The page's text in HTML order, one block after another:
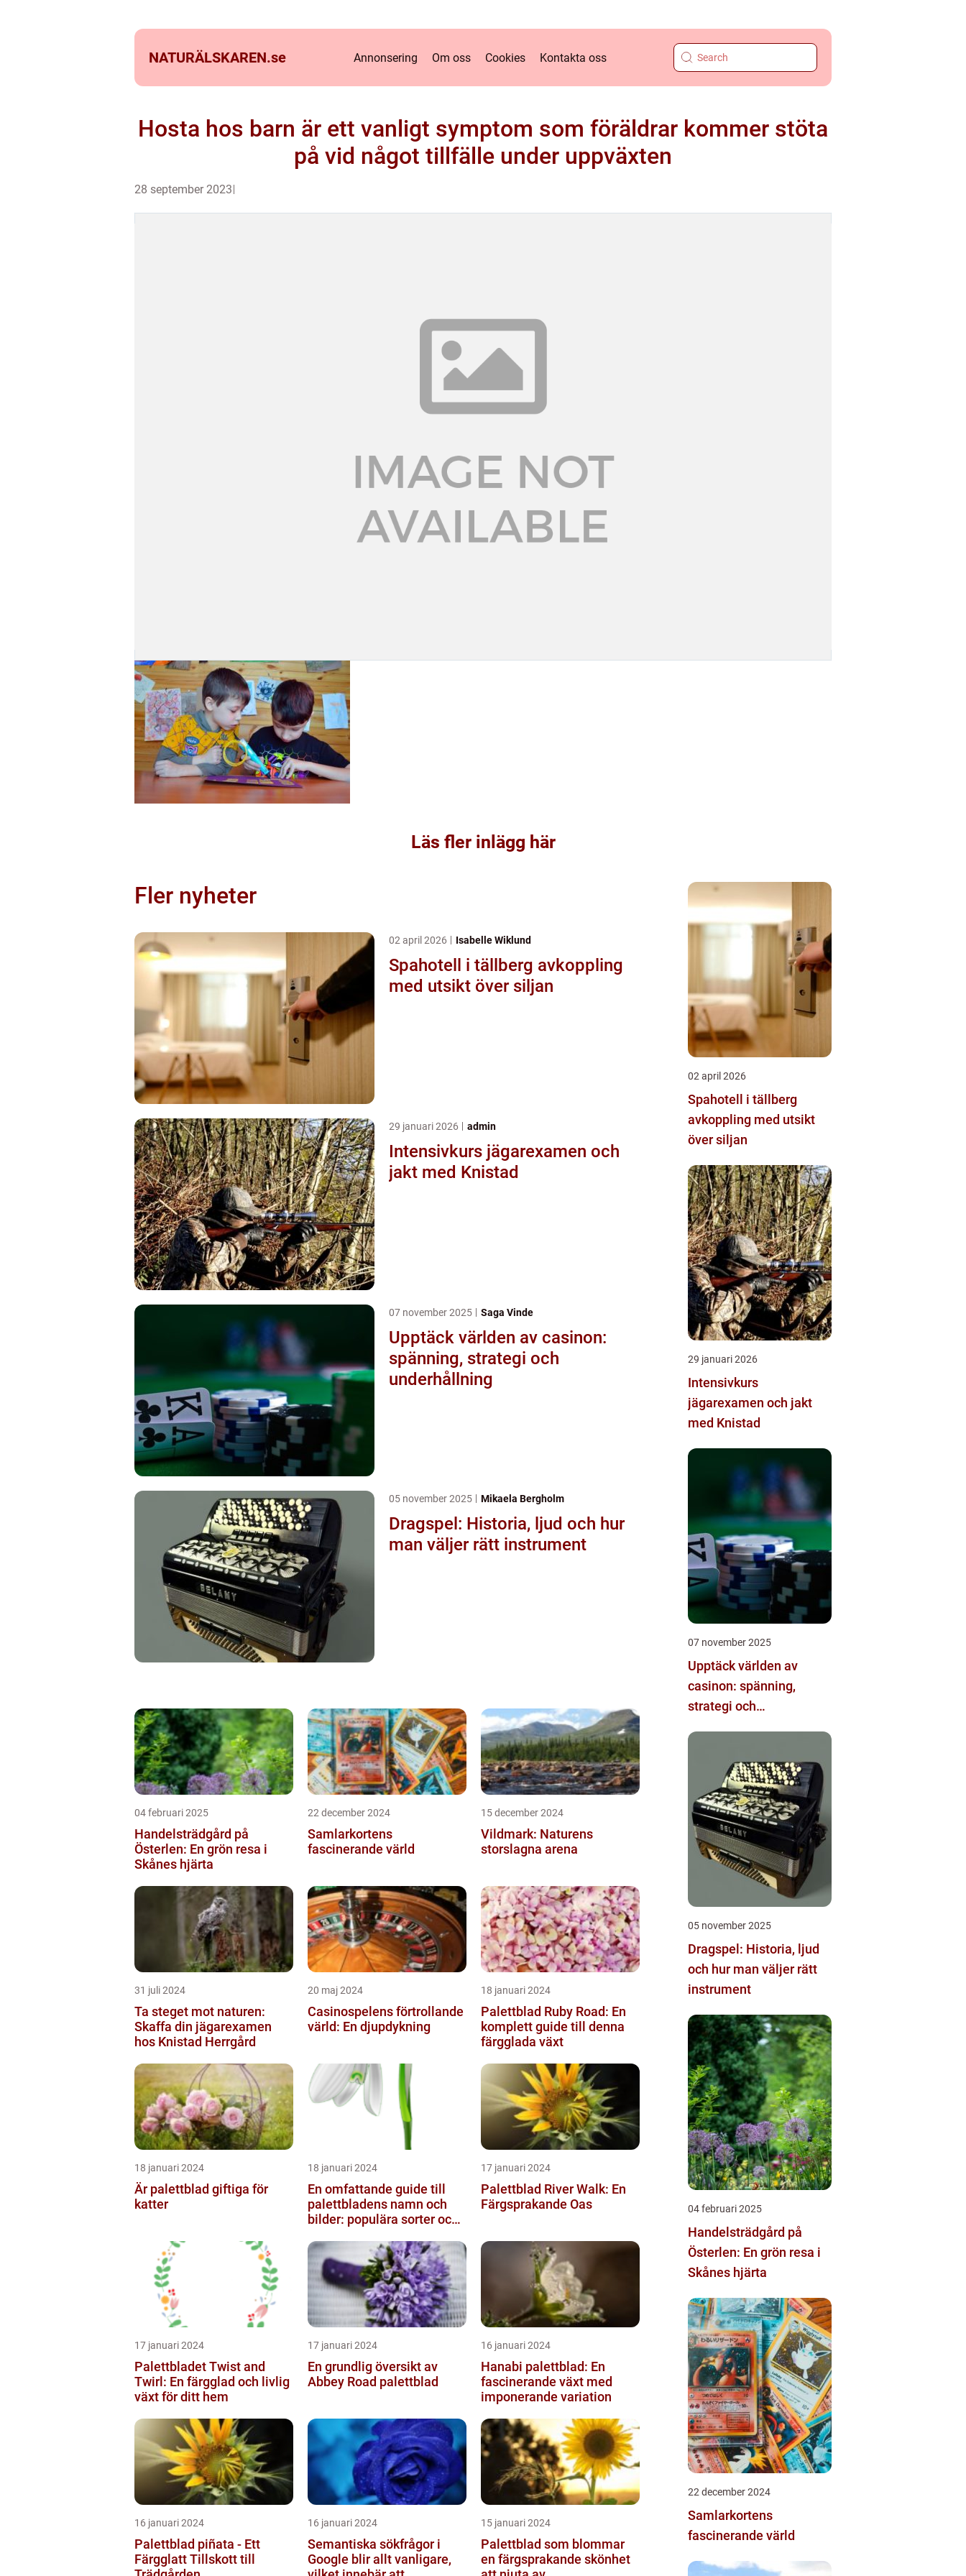
NATURÄLSKAREN.se Annonsering Om oss Cookies Kontakta oss
Hosta hos barn är ett vanligt symptom som föräldrar kommer stöta
på vid något tillfälle under uppväxten
28 september 2023
Läs fler inlägg här
Fler nyheter
02 april 2026 Isabelle Wiklund
Spahotell i tällberg avkoppling
med utsikt över siljan
29 januari 2026 admin
Intensivkurs jägarexamen och
jakt med Knistad
07 november 2025 Saga Vinde
Upptäck världen av casinon:
spänning, strategi och
underhållning
05 november 2025 Mikaela Bergholm
Dragspel: Historia, ljud och hur
man väljer rätt instrument
04 februari 2025
Handelsträdgård på
Österlen: En grön resa i
Skånes hjärta
22 december 2024
Samlarkortens
fascinerande värld
15 december 2024
Vildmark: Naturens
storslagna arena
31 juli 2024
Ta steget mot naturen:
Skaffa din jägarexamen
hos Knistad Herrgård
20 maj 2024
Casinospelens förtrollande
värld: En djupdykning
18 januari 2024
Palettblad Ruby Road: En
komplett guide till denna
färgglada växt
18 januari 2024
Är palettblad giftiga för
katter
18 januari 2024
En omfattande guide till
palettbladens namn och
bilder: populära sorter och
17 januari 2024
Palettblad River Walk: En
Färgsprakande Oas
17 januari 2024
Palettbladet Twist and
Twirl: En färgglad och livlig
växt för ditt hem
17 januari 2024
En grundlig översikt av
Abbey Road palettblad
16 januari 2024
Hanabi palettblad: En
fascinerande växt med
imponerande variation
16 januari 2024
Palettblad piñata - Ett
Färgglatt Tillskott till
16 januari 2024
Semantiska sökfrågor i
Google blir allt vanligare,
15 januari 2024
Palettblad som blommar
en färgsprakande skönhet
02 april 2026
Spahotell i tällberg
avkoppling med utsikt
över siljan
29 januari 2026
Intensivkurs
jägarexamen och jakt
med Knistad
07 november 2025
Upptäck världen av
casinon: spänning,
strategi och
05 november 2025
Dragspel: Historia, ljud
och hur man väljer rätt
instrument
04 februari 2025
Handelsträdgård på
Österlen: En grön resa i
Skånes hjärta
22 december 2024
Samlarkortens
fascinerande värld